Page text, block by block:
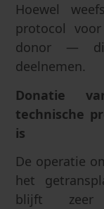
Hoewel
protocol
donor —
deelnemen.
Donatie
technische
is
De operatie
het
blijft zeer